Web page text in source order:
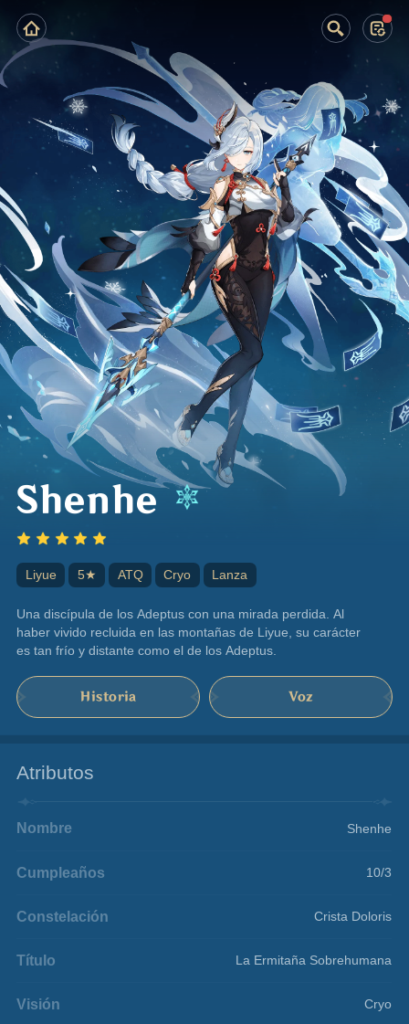
Shenhe
Liyue 5★ ATQ Cryo Lanza
Una discípula de los Adeptus con una mirada perdida. Al
haber vivido recluida en las montañas de Liyue, su carácter
es tan frío y distante como el de los Adeptus.
Historia Voz
Atributos
Nombre Shenhe
Cumpleaños 10/3
Constelación Crista Doloris
Título La Ermitaña Sobrehumana
Visión Cryo